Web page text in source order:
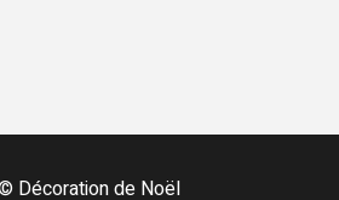
Décoration de Noël